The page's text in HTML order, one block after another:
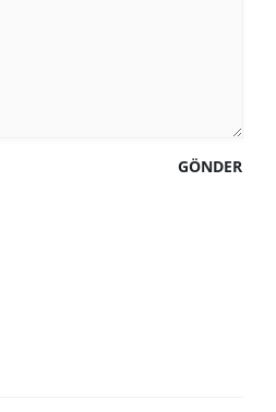
GÖNDER